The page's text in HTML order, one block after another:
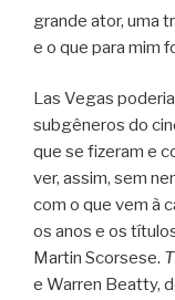
grande ator, uma
e o que para mim
Las Vegas
subgêneros do
que se fizeram e
ver, assim, sem
com o que vem à
os anos e os
Martin Scorsese.
e Warren Beatty,